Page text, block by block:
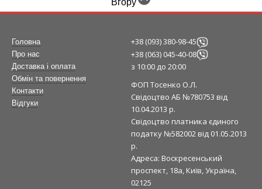
Головна
Про нас
Доставка і оплата
Обмін та повернення
Контакти
Відгуки
+38 (093) 380-98-45
+38 (063) 045-40-08
з 10:00 до 20:00
ФОП Тосенко О.Л.
Свідоцтво АБ №780753 від
10.04.2013 р.
Свідоцтво платника єдиного
податку №582002 від 01.05.2013
р.
Адреса: Воскресенський
проспект, 18а, Київ, Україна,
02125